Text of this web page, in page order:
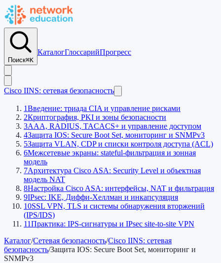
Поиск⌘K
КаталогГлоссарийПрогресс
Cisco IINS: сетевая безопасность
1Введение: триада CIA и управление рисками
2Криптография, PKI и зоны безопасности
3AAA, RADIUS, TACACS+ и управление доступом
4Защита IOS: Secure Boot Set, мониторинг и SNMPv3
5Защита VLAN, CDP и списки контроля доступа (ACL)
6Межсетевые экраны: stateful-фильтрация и зонная
модель
7Архитектура Cisco ASA: Security Level и объектная
модель NAT
8Настройка Cisco ASA: интерфейсы, NAT и фильтрация
9IPsec: IKE, Диффи-Хеллман и инкапсуляция
10SSL VPN, TLS и системы обнаружения вторжений
(IPS/IDS)
11Практика: IPS-сигнатуры и IPsec site-to-site VPN
Каталог/Сетевая безопасность/Cisco IINS: сетевая
безопасность/Защита IOS: Secure Boot Set, мониторинг и
SNMPv3